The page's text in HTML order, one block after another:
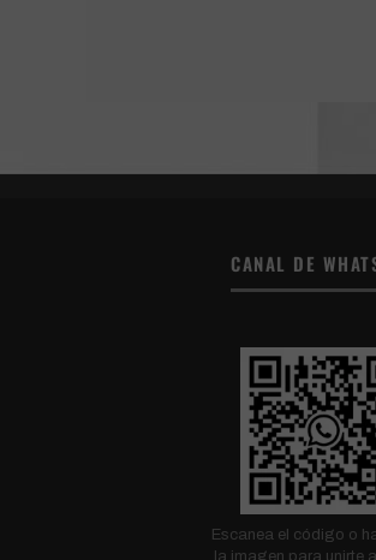
CANAL DE
Escanea el código o